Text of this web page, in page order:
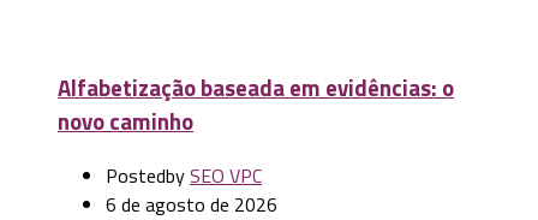
Alfabetização baseada em evidências: o
novo caminho
PostedbySEO VPC
6 de agosto de 2026